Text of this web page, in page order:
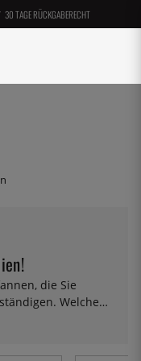
30 TAGE RÜCKGABERECHT
die Sie
Welche
wenig davon ab,
hält aber die